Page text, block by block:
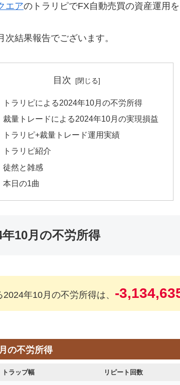
エアのトラリピでFX自動売買の資産運用を
次結果報告でございます。
目次
トラリピによる2024年10月の不労所得
裁量トレードによる2024年10月の実現損益
トラリピ+裁量トレード運用実績
トラリピ紹介
徒然と雑感
本日の1曲
10月の不労所得
2024年10月の不労所得は、 -
の不労所得
トラップ幅 リピート回数